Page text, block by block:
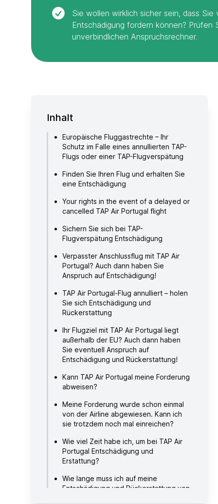
Sie wollen wirklich sicher sein, dass
Entschädigung fordern können?
unverbindlichen Anspruchsrechner.
Inhalt
Europäische Fluggastrechte – Ihr
Schutz im Falle eines annullierten TAP-
Flugs oder einer TAP-Flugverspätung
Finden Sie Ihren Flug und erhalten Sie
eine Entschädigung
Your rights in the event of a delayed or
cancelled TAP Air Portugal flight
Sichern Sie sich bei TAP-
Flugverspätung Entschädigung
Verpasster Anschlussflug mit TAP Air
Portugal? Auch dann haben Sie
Anspruch auf Entschädigung!
TAP Air Portugal-Flug annulliert – holen
Sie sich Entschädigung und
Rückerstattung
Ihr Flugziel mit TAP Air Portugal liegt
außerhalb der EU? Auch dann haben
Sie eventuell Anspruch auf
Entschädigung und Rückerstattung!
Kann TAP Air Portugal meine Forderung
abweisen?
Meine Forderung wurde schon einmal
von der Airline abgewiesen. Kann ich
sie trotzdem noch mal einreichen?
Wie viel Zeit habe ich, um bei TAP Air
Portugal Entschädigung und
Erstattung?
Wie lange muss ich auf meine
Entschädigung und Rückerstattung von